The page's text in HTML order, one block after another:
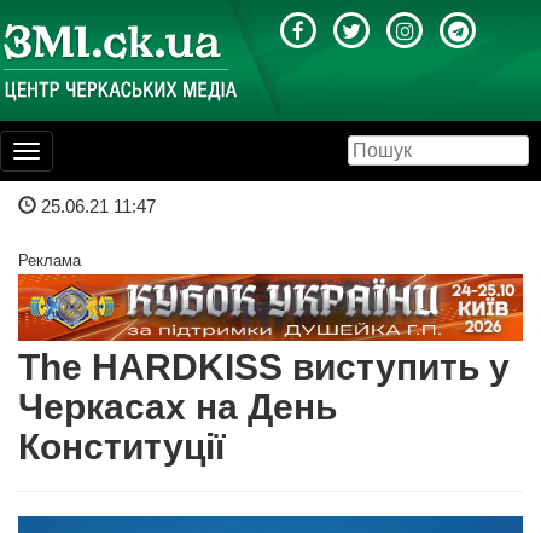
Toggle
navigation
25.06.21 11:47
Реклама
The HARDKISS виступить у
Черкасах на День
Конституції